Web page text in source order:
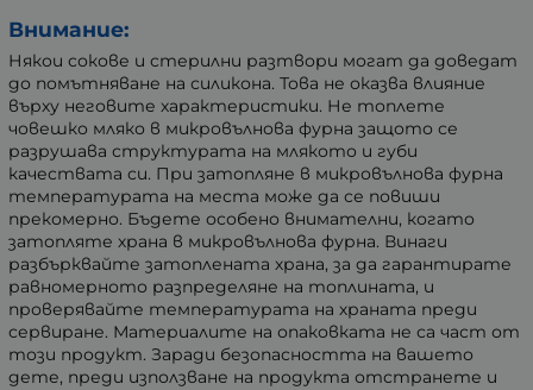
Внимание:
Някои сокове и стерилни разтвори могат да доведат
до помътняване на силикона. Това не оказва влияние
върху неговите характеристики. Не топлете
човешко мляко в микровълнова фурна защото се
разрушава структурата на млякото и губи
качествата си. При затопляне в микровълнова фурна
температурата на места може да се повиши
прекомерно. Бъдете особено внимателни, когато
затопляте храна в микровълнова фурна. Винаги
разбърквайте затоплената храна, за да гарантирате
равномерното разпределяне на топлината, и
проверявайте температурата на храната преди
сервиране. Материалите на опаковката не са част от
този продукт. Заради безопасността на вашето
дете, преди използване на продукта отстранете и